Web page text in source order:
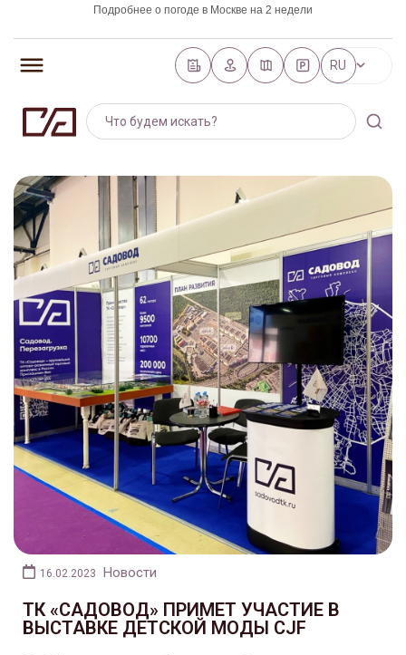
Подробнее о погоде в Москве на 2 недели
RU
16.02.2023 Новости
ТК «САДОВОД» ПРИМЕТ УЧАСТИЕ В
ВЫСТАВКЕ ДЕТСКОЙ МОДЫ CJF